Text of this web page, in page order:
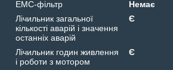
EMC-фільтр
Немає
Лічильник загальної
кількості аварій і значення
останніх аварій
Є
Лічильник годин живлення
і роботи з мотором
Є